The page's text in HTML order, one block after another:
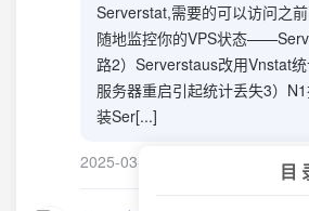
目
Serverstat,需要的可以访问之
随地监控你的VPS状态
路2）Serverstaus改用Vnstat
服务器重启引起统计丢失3）
装Ser[...]
2025-03-07